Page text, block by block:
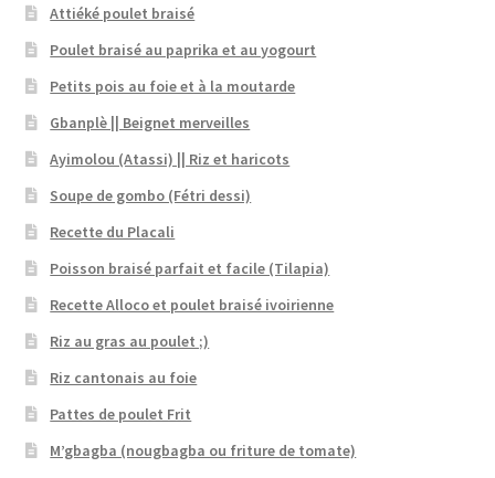
Attiéké poulet braisé
Poulet braisé au paprika et au yogourt
Petits pois au foie et à la moutarde
Gbanplè || Beignet merveilles
Ayimolou (Atassi) || Riz et haricots
Soupe de gombo (Fétri dessi)
Recette du Placali
Poisson braisé parfait et facile (Tilapia)
Recette Alloco et poulet braisé ivoirienne
Riz au gras au poulet ;)
Riz cantonais au foie
Pattes de poulet Frit
M’gbagba (nougbagba ou friture de tomate)